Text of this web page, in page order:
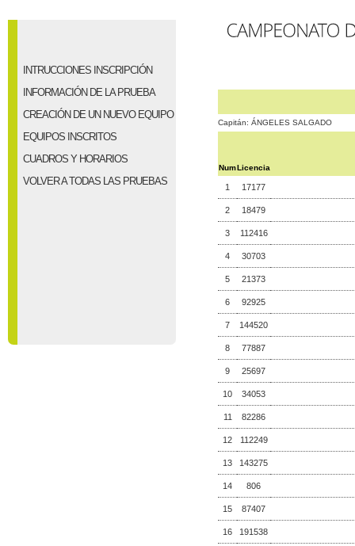
INTRUCCIONES INSCRIPCIÓN
INFORMACIÓN DE LA PRUEBA
CREACIÓN DE UN NUEVO EQUIPO
EQUIPOS INSCRITOS
CUADROS Y HORARIOS
VOLVER A TODAS LAS PRUEBAS
Capitán: ÁNGELES SALGADO
NumLicencia
1 17177
2 18479
3 112416
4 30703
5 21373
6 92925
7 144520
8 77887
9 25697
10 34053
11 82286
12 112249
13 143275
14 806
15 87407
16 191538